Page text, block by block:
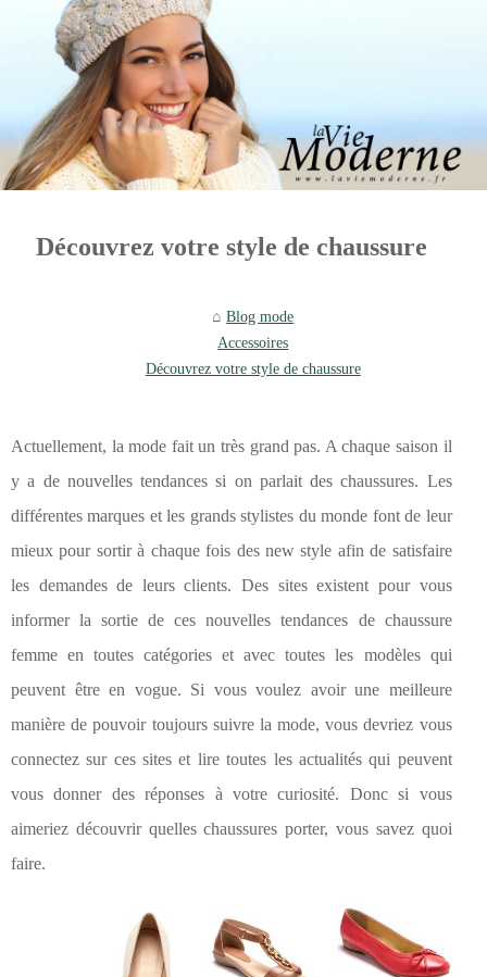
Découvrez votre style de chaussure
Blog mode
Accessoires
Découvrez votre style de chaussure
Actuellement, la mode fait un très grand pas. A chaque saison il
y a de nouvelles tendances si on parlait des chaussures. Les
différentes marques et les grands stylistes du monde font de leur
mieux pour sortir à chaque fois des new style afin de satisfaire
les demandes de leurs clients. Des sites existent pour vous
informer la sortie de ces nouvelles tendances de chaussure
femme en toutes catégories et avec toutes les modèles qui
peuvent être en vogue. Si vous voulez avoir une meilleure
manière de pouvoir toujours suivre la mode, vous devriez vous
connectez sur ces sites et lire toutes les actualités qui peuvent
vous donner des réponses à votre curiosité. Donc si vous
aimeriez découvrir quelles chaussures porter, vous savez quoi
faire.